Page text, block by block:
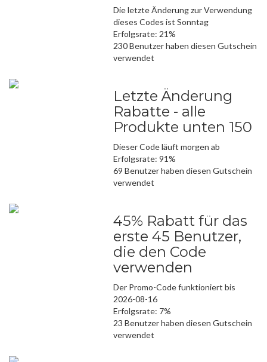
Die letzte Änderung zur Verwendung
dieses Codes ist Sonntag
Erfolgsrate: 21%
230 Benutzer haben diesen Gutschein
verwendet
Letzte Änderung
Rabatte - alle
Produkte unten 150
Dieser Code läuft morgen ab
Erfolgsrate: 91%
69 Benutzer haben diesen Gutschein
verwendet
45% Rabatt für das
erste 45 Benutzer,
die den Code
verwenden
Der Promo-Code funktioniert bis
2026-08-16
Erfolgsrate: 7%
23 Benutzer haben diesen Gutschein
verwendet